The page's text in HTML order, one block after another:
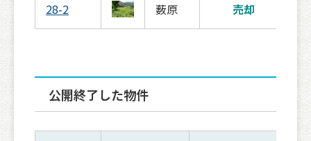
28-2 薮原 売却
公開終了した物件